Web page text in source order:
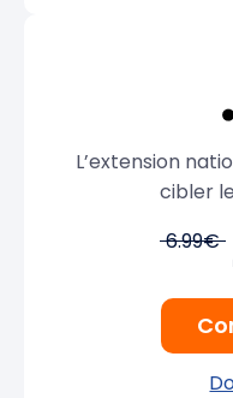
L’extension
cibler
6.99€